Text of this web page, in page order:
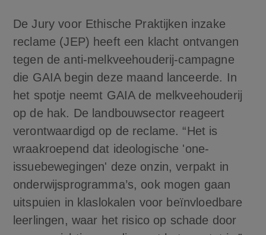
De Jury voor Ethische Praktijken inzake
reclame (JEP) heeft een klacht ontvangen
tegen de anti-melkveehouderij-campagne
die GAIA begin deze maand lanceerde. In
het spotje neemt GAIA de melkveehouderij
op de hak. De landbouwsector reageert
verontwaardigd op de reclame. “Het is
wraakroepend dat ideologische 'one-
issuebewegingen' deze onzin, verpakt in
onderwijsprogramma’s, ook mogen gaan
uitspuien in klaslokalen voor beïnvloedbare
leerlingen, waar het risico op schade door